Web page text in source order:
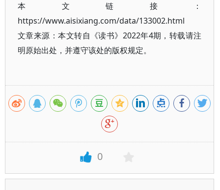
本文链接：
https://www.aisixiang.com/data/133002.html
文章来源：本文转自《读书》2022年4期，转载请注
明原始出处，并遵守该处的版权规定。
0